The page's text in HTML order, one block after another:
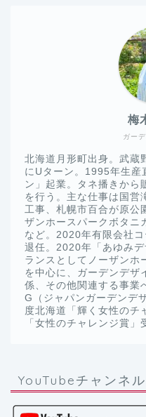
ガー
梅
北海道月形町出身。武蔵
にUターン。1995年生産
ン」起業。タネ播きから
を行う。主な仕事は国営
工事、札幌市百合が原公
ザンホースパークボタニ
など。2020年有限会社
退任。2020年「あゆみ
ランスとしてノーザンホ
を中心に、ガーデンデザ
係、その他関連する事業
G（ジャパンガーデンデ
度北海道「輝く女性のチ
「女性のチャレンジ賞」
YouTubeチャンネル